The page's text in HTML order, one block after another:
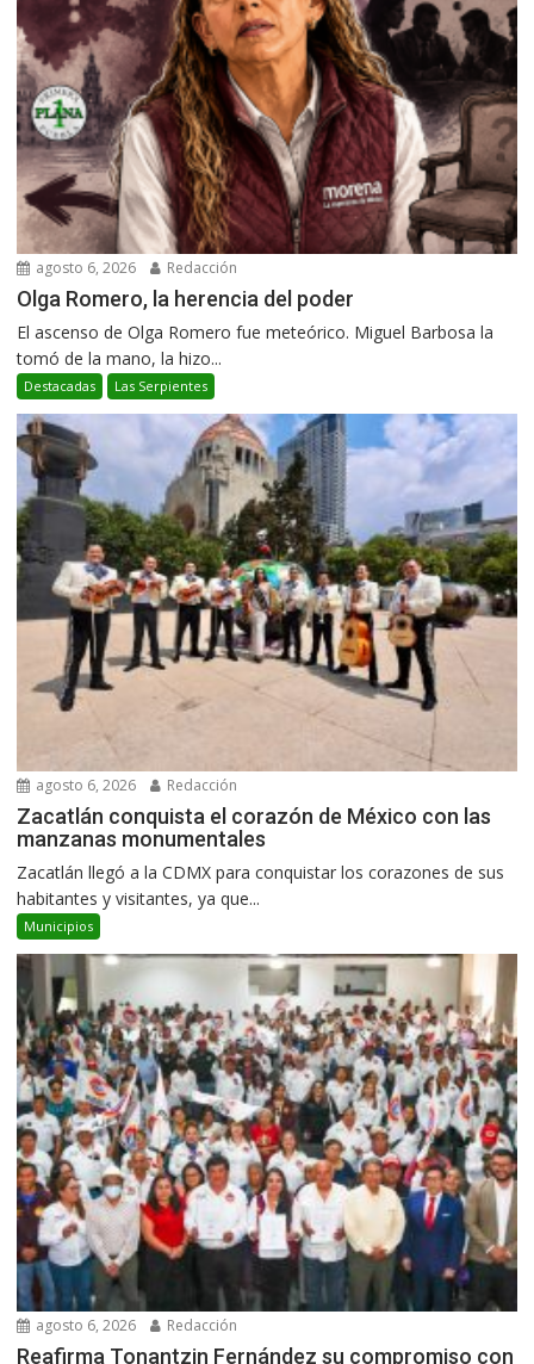
agosto 6, 2026 Redacción
Olga Romero, la herencia del poder
El ascenso de Olga Romero fue meteórico. Miguel Barbosa la
tomó de la mano, la hizo...
Destacadas Las Serpientes
agosto 6, 2026 Redacción
Zacatlán conquista el corazón de México con las
manzanas monumentales
Zacatlán llegó a la CDMX para conquistar los corazones de sus
habitantes y visitantes, ya que...
Municipios
agosto 6, 2026 Redacción
Reafirma Tonantzin Fernández su compromiso con